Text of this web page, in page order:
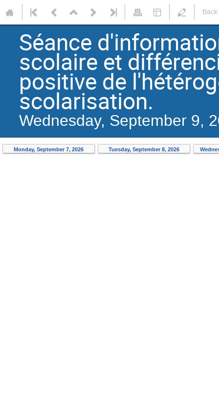
Séance
scolaire et
positive de
scolarisation.
Wednesday, September 9,
Monday, September 7, 2026 Tuesday, September 8, 2026